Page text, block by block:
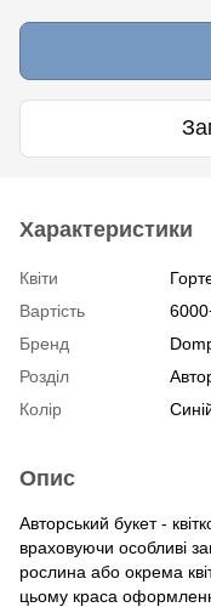
Характеристики
Квіти
Вартість
Бренд
Розділ
Колір
Опис
Авторський букет -
враховуючи особливі
рослина або окрема
цьому краса